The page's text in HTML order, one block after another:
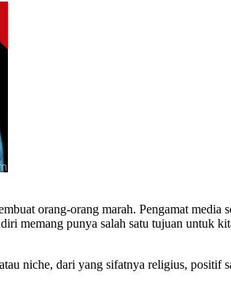
orang-orang marah. Pengamat media
memang punya salah satu tujuan untuk
niche, dari yang sifatnya religius,